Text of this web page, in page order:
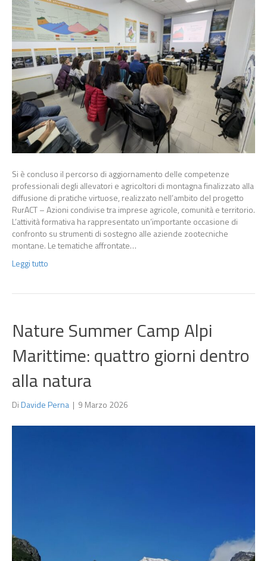
Si è concluso il percorso di aggiornamento delle competenze
professionali degli allevatori e agricoltori di montagna finalizzato alla
diffusione di pratiche virtuose, realizzato nell’ambito del progetto
RurACT – Azioni condivise tra imprese agricole, comunità e territorio.
L’attività formativa ha rappresentato un’importante occasione di
confronto su strumenti di sostegno alle aziende zootecniche
montane. Le tematiche affrontate…
Leggi tutto
Nature Summer Camp Alpi
Marittime: quattro giorni dentro
alla natura
DiDavide Perna | 9 Marzo 2026